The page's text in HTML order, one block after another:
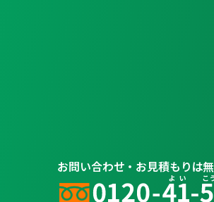
お問い合わせ・お見積もりは